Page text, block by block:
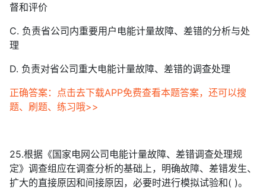
督和评价
C. 负责省公司内重要用户电能计量故障、差错的分析与处
理
D. 负责对省公司重大电能计量故障、差错的调查处理
正确答案：点击去下载APP免费查看本题答案，还可以搜
题、刷题、练习哦>>
25.根据《国家电网公司电能计量故障、差错调查处理规
定》调查组应在调查分析的基础上，明确故障、差错发生、
扩大的直接原因和间接原因，必要时进行模拟试验和( )。